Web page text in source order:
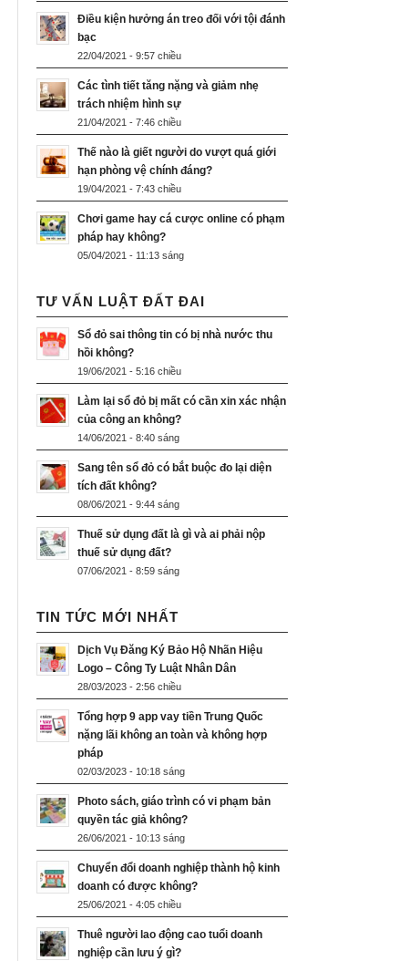
Điều kiện hưởng án treo đối với tội đánh
bạc
22/04/2021 - 9:57 chiều
Các tình tiết tăng nặng và giảm nhẹ
trách nhiệm hình sự
21/04/2021 - 7:46 chiều
Thế nào là giết người do vượt quá giới
hạn phòng vệ chính đáng?
19/04/2021 - 7:43 chiều
Chơi game hay cá cược online có phạm
pháp hay không?
05/04/2021 - 11:13 sáng
TƯ VẤN LUẬT ĐẤT ĐAI
Sổ đỏ sai thông tin có bị nhà nước thu
hồi không?
19/06/2021 - 5:16 chiều
Làm lại sổ đỏ bị mất có cần xin xác nhận
của công an không?
14/06/2021 - 8:40 sáng
Sang tên sổ đỏ có bắt buộc đo lại diện
tích đất không?
08/06/2021 - 9:44 sáng
Thuế sử dụng đất là gì và ai phải nộp
thuế sử dụng đất?
07/06/2021 - 8:59 sáng
TIN TỨC MỚI NHẤT
Dịch Vụ Đăng Ký Bảo Hộ Nhãn Hiệu
Logo – Công Ty Luật Nhân Dân
28/03/2023 - 2:56 chiều
Tổng hợp 9 app vay tiền Trung Quốc
nặng lãi không an toàn và không hợp
pháp
02/03/2023 - 10:18 sáng
Photo sách, giáo trình có vi phạm bản
quyền tác giả không?
26/06/2021 - 10:13 sáng
Chuyển đổi doanh nghiệp thành hộ kinh
doanh có được không?
25/06/2021 - 4:05 chiều
Thuê người lao động cao tuổi doanh
nghiệp cần lưu ý gì?